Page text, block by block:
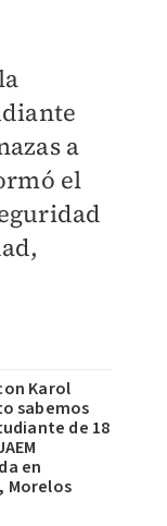
a
el
Karol
sabemos
de 18
en
Morelos